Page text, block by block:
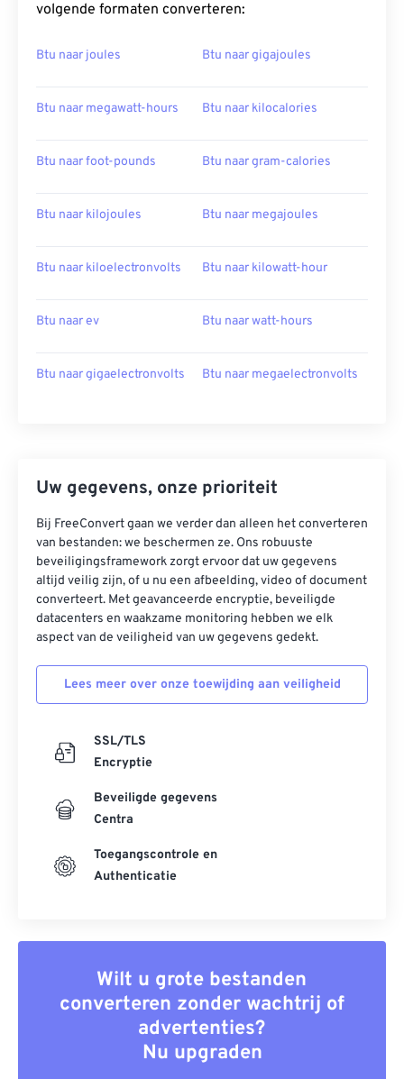
volgende formaten converteren:
Btu naar joules Btu naar gigajoules
Btu naar megawatt-hours Btu naar kilocalories
Btu naar foot-pounds Btu naar gram-calories
Btu naar kilojoules Btu naar megajoules
Btu naar kiloelectronvolts Btu naar kilowatt-hour
Btu naar ev Btu naar watt-hours
Btu naar gigaelectronvolts Btu naar megaelectronvolts
Uw gegevens, onze prioriteit
Bij FreeConvert gaan we verder dan alleen het converteren
van bestanden: we beschermen ze. Ons robuuste
beveiligingsframework zorgt ervoor dat uw gegevens
altijd veilig zijn, of u nu een afbeelding, video of document
converteert. Met geavanceerde encryptie, beveiligde
datacenters en waakzame monitoring hebben we elk
aspect van de veiligheid van uw gegevens gedekt.
Lees meer over onze toewijding aan veiligheid
SSL/TLS
Encryptie
Beveiligde gegevens
Centra
Toegangscontrole en
Authenticatie
Wilt u grote bestanden
converteren zonder wachtrij of
advertenties?
Nu upgraden